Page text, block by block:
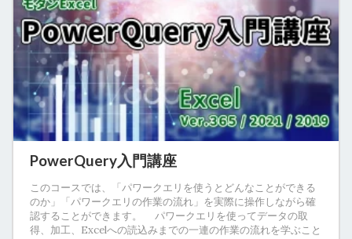
PowerQuery入門講座
このコースでは、「パワークエリを使うとどんなことができる
のか」「パワークエリの作業の流れ」を実際に操作しながら確
認することができます。 パワークエリを使ってデータの取
得、加工、Excelへの読込みまでの一連の作業の流れを学ぶこと